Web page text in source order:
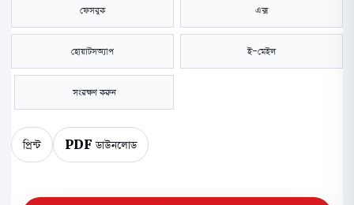
ফেসবুক এক্স
হোয়াটসঅ্যাপ ই-মেইল
সংরক্ষণ করুন
প্রিন্ট PDF ডাউনলোড